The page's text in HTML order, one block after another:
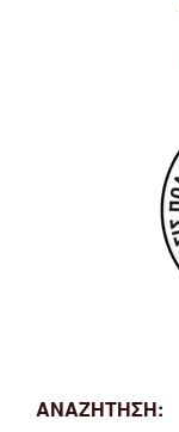
ΑΝΑΖΉΤΗΣΗ: